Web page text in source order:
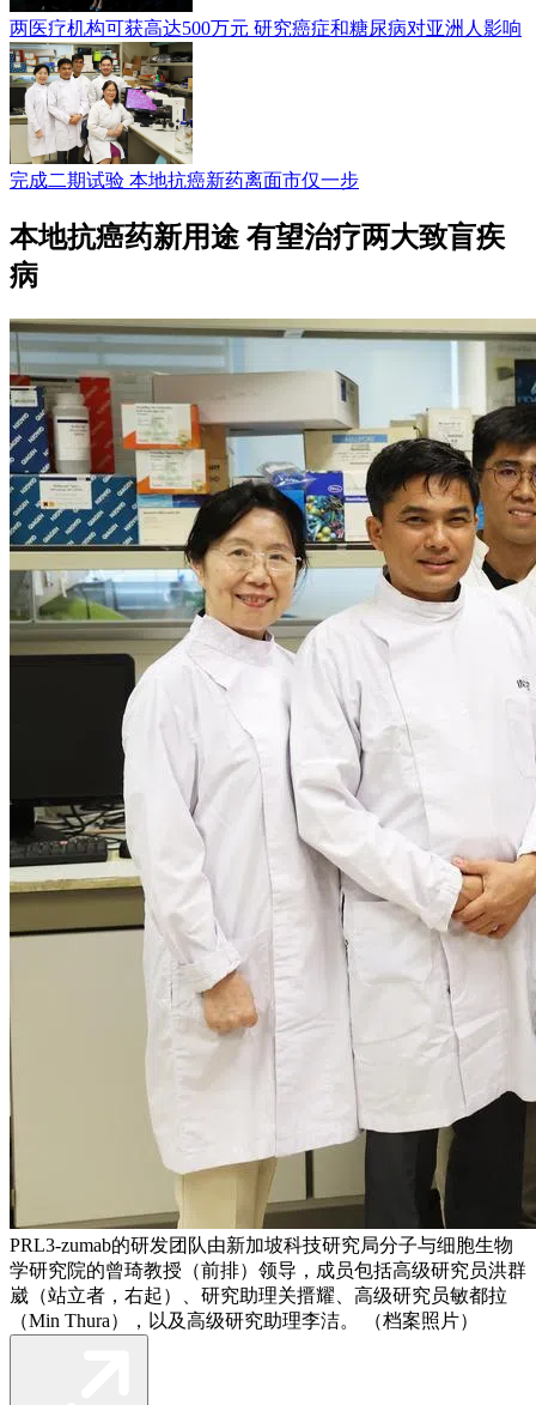
两医疗机构可获高达500万元 研究癌症和糖尿病对亚洲人影响
完成二期试验 本地抗癌新药离面市仅一步
本地抗癌药新用途 有望治疗两大致盲疾
病
PRL3-zumab的研发团队由新加坡科技研究局分子与细胞生物
学研究院的曾琦教授（前排）领导，成员包括高级研究员洪群
崴（站立者，右起）、研究助理关搢耀、高级研究员敏都拉
（Min Thura），以及高级研究助理李洁。 （档案照片）